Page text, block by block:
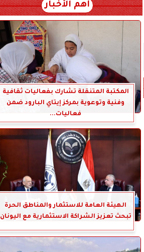
أهم الأخبار
المكتبة المتنقلة تشارك بفعاليات ثقافية
وفنية وتوعوية بمركز إيتاي البارود ضمن
فعاليات...
الهيئة العامة للاستثمار والمناطق الحرة
تبحث تعزيز الشراكة الاستثمارية مع اليونان